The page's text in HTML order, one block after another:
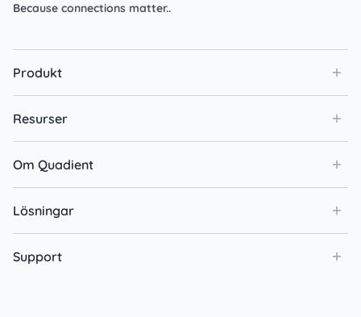
Because connections matter..
Produkt
Resurser
Om Quadient
Lösningar
Support